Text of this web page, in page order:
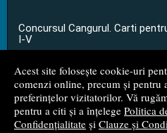
Acest site folosește cookie-uri
comenzi online, precum și pentru
preferințelor vizitatorilor. Vă
pentru a citi și a înțelege Politica
Confidențialitate și Clauze și
Concursul Cangurul. Carti
I-V
...toate știrile
© 2008 - 2026S.C. M.G.